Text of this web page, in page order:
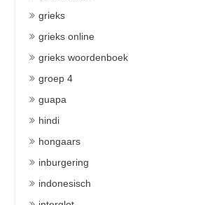
grieks
grieks online
grieks woordenboek
groep 4
guapa
hindi
hongaars
inburgering
indonesisch